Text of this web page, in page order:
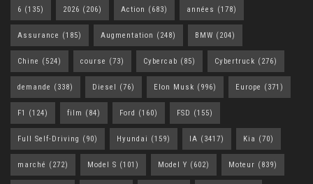
6 (135) 2026 (206) Action (683) années (178)
Assurance (185) Augmentation (248) BMW (204)
Chine (524) course (73) Cybercab (85) Cybertruck (276)
demande (338) Diesel (76) Elon Musk (996) Europe (371)
F1 (124) film (84) Ford (160) FSD (155)
Full Self-Driving (90) Hyundai (159) IA (3417) Kia (70)
marché (272) Model S (101) Model Y (602) Moteur (839)